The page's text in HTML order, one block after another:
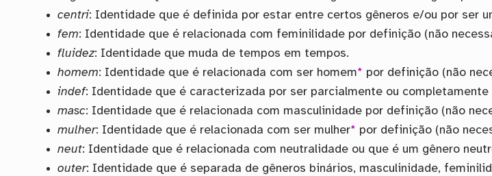
centri: Identidade que é definida por estar entre certos gêneros e/ou por ser
fem: Identidade que é relacionada com feminilidade por definição (não
fluidez: Identidade que muda de tempos em tempos.
homem: Identidade que é relacionada com ser homem* por definição (não
indef: Identidade que é caracterizada por ser parcialmente ou completamente
masc: Identidade que é relacionada com masculinidade por definição (não
mulher: Identidade que é relacionada com ser mulher* por definição (não
neut: Identidade que é relacionada com neutralidade ou que é um gênero
outer: Identidade que é separada de gêneros binários, masculinidade,